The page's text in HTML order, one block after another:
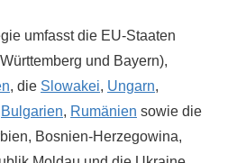
umfasst die EU-Staaten
und Bayern),
, die Slowakei, Ungarn,
Bulgarien, Rumänien sowie die
Bosnien-Herzegowina,